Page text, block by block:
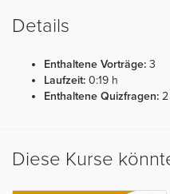
Details
Enthaltene Vorträge: 3
Laufzeit: 0:19 h
Enthaltene Quizfragen: 2
Diese Kurse